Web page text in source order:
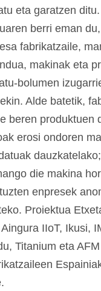
eta garatzen
berri eman
fabrikatzaile,
makinak eta
bolumen
Alde batetik,
beren produktuen
erosi ondoren
die makina
enpresek
Proiektua
IIoT, Ikusi,
Titanium eta